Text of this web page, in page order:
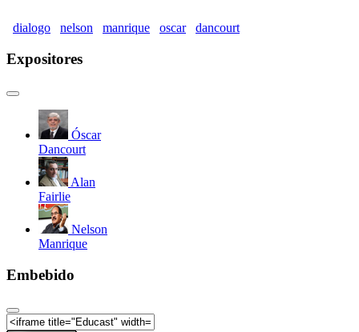
dialogo nelson manrique oscar dancourt
Expositores
Óscar
Dancourt
Alan
Fairlie
Nelson
Manrique
Embebido